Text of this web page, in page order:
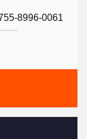
8996-0061